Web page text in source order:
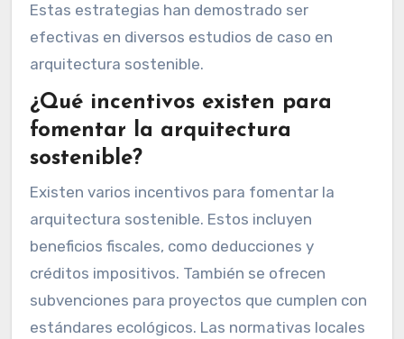
Estas estrategias han demostrado ser
efectivas en diversos estudios de caso en
arquitectura sostenible.
¿Qué incentivos existen para
fomentar la arquitectura
sostenible?
Existen varios incentivos para fomentar la
arquitectura sostenible. Estos incluyen
beneficios fiscales, como deducciones y
créditos impositivos. También se ofrecen
subvenciones para proyectos que cumplen con
estándares ecológicos. Las normativas locales